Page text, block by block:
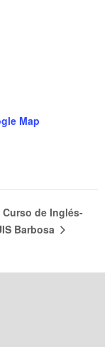
Map
Curso de Inglés-
Barbosa